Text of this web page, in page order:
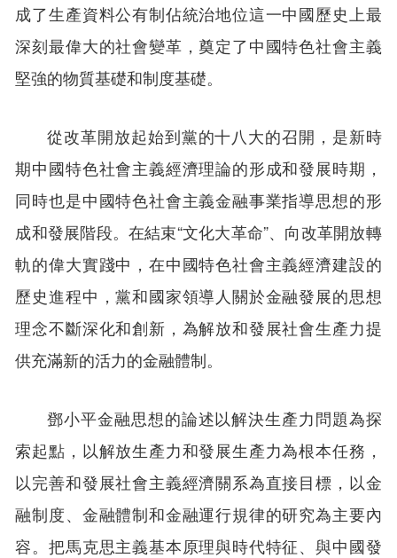
成了生產資料公有制佔統治地位這一中國歷史上最
深刻最偉大的社會變革，奠定了中國特色社會主義
堅強的物質基礎和制度基礎。
從改革開放起始到黨的十八大的召開，是新時
期中國特色社會主義經濟理論的形成和發展時期，
同時也是中國特色社會主義金融事業指導思想的形
成和發展階段。在結束“文化大革命”、向改革開放轉
軌的偉大實踐中，在中國特色社會主義經濟建設的
歷史進程中，黨和國家領導人關於金融發展的思想
理念不斷深化和創新，為解放和發展社會生產力提
供充滿新的活力的金融體制。
鄧小平金融思想的論述以解決生產力問題為探
索起點，以解放生產力和發展生產力為根本任務，
以完善和發展社會主義經濟關系為直接目標，以金
融制度、金融體制和金融運行規律的研究為主要內
容。把馬克思主義基本原理與時代特征、與中國發